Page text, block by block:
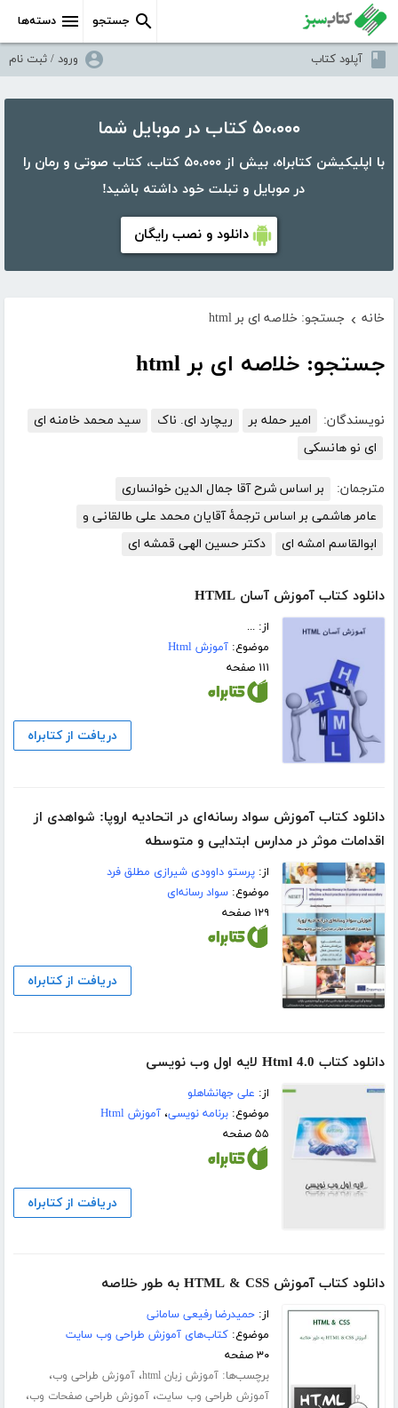
دسته‌ها جستجو
آپلود کتاب ورود / ثبت نام
۵۰،۰۰۰ کتاب در موبایل شما
با اپلیکیشن کتابراه، بیش از ۵۰،۰۰۰ کتاب، کتاب صوتی و رمان را
در موبایل و تبلت خود داشته باشید!
دانلود و نصب رایگان
خانه › جستجو: خلاصه ای بر html
جستجو: خلاصه ای بر html
نویسندگان: امیر حمله بر ریچارد ای. ناک
سید محمد خامنه ای
ای نو هانسکی
مترجمان:
بر اساس شرح آقا جمال الدین خوانساری
عامر هاشمی بر اساس ترجمۀ آقایان محمد علی طالقانی و
ابوالقاسم امشه ای
دکتر حسین الهی قمشه ای
دانلود کتاب آموزش آسان HTML
از: ...
موضوع:آموزش Html
۱۱۱ صفحه
دریافت از کتابراه
دانلود کتاب آموزش سواد رسانه‌ای در اتحادیه اروپا: شواهدی از
اقدامات موثر در مدارس ابتدایی و متوسطه
از:پرستو داوودی شیرازی مطلق فرد
موضوع:سواد رسانه‌ای
۱۲۹ صفحه
دریافت از کتابراه
دانلود کتاب Html 4.0 لایه اول وب نویسی
از: علی جهانشاهلو
موضوع:برنامه نویسی،آموزش Html
۵۵ صفحه
دریافت از کتابراه
دانلود کتاب آموزش HTML & CSS به طور خلاصه
از:حمیدرضا رفیعی سامانی
موضوع:کتاب‌های آموزش طراحی وب سایت
۳۰ صفحه
برچسب‌ها:آموزش زبان html ،آموزش طراحی وب،
آموزش طراحی وب سایت،آموزش طراحی صفحات وب،